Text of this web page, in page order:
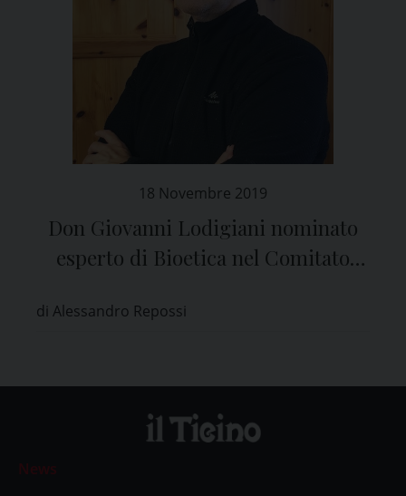
18 Novembre 2019
Don Giovanni Lodigiani nominato
esperto di Bioetica nel Comitato
di Alessandro Repossi
News